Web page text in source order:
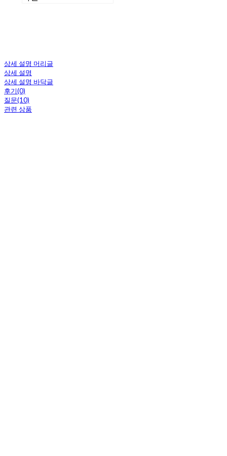
상세 설명 머리글
상세 설명
상세 설명 바닥글
후기(0)
질문(10)
관련 상품